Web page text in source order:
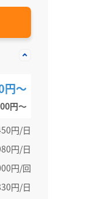
円～
円〜
円/日
円/日
円/回
円/日